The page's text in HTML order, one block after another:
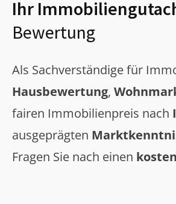
Ihr
Bewertung
Als Sachverständige für
Hausbewertung,
fairen Immobilienpreis nach
ausgeprägten
Fragen Sie nach einen